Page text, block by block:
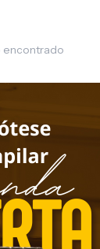
encontrado